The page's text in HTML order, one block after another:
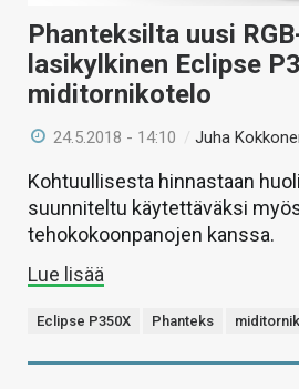
Phanteksilta uusi
lasikylkinen Eclipse
miditornikotelo
24.5.2018 - 14:10 /Juha
Kohtuullisesta hinnastaan
suunniteltu käytettäväksi
tehokokoonpanojen kanssa.
Lue lisää
Eclipse P350X Phanteks